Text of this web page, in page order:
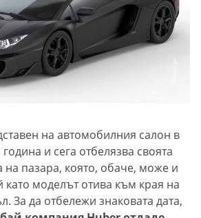
на автомобилния салон в
и сега отбелязва своята
на пазара, която, обаче, може и
като моделът отива към края на
За да отбележи знаковата дата,